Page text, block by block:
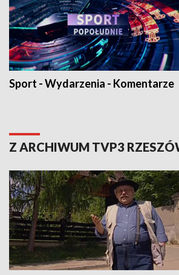
Sport - Wydarzenia - Komentarze
Z ARCHIWUM TVP3